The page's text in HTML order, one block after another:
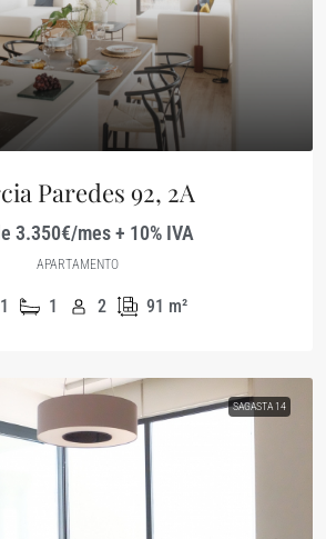
Paredes 92, 2A
3.350€/mes + 10% IVA
APARTAMENTO
1 1 2 91 m²
SAGASTA 14